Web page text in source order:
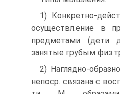
1) Конкретно-
осуществл.ение в
предметами
занятые грубым
2) Наглядно-
непоср. связана с